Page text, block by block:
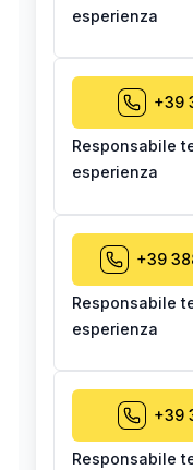
esperienza
+39
Responsabile
esperienza
+39
Responsabile
esperienza
+39
Responsabile